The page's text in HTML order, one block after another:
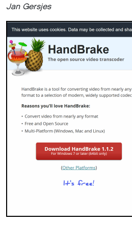
Jan Gersjes